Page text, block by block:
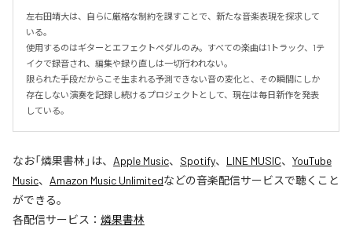
左右田靖大は、自らに厳格な制約を課すことで、新たな音楽表現を探求して
いる。
使用するのはギターとエフェクトペダルのみ。すべての楽曲は1トラック、1テ
イクで録音され、編集や録り直しは一切行われない。
限られた手段だからこそ生まれる予測できない音の変化と、その瞬間にしか
存在しない演奏を記録し続けるプロジェクトとして、現在は毎日新作を発表
している。
なお「燐果書林 」は、 Apple Music、 Spotify、 LINE MUSIC、 YouTube
Music、 Amazon Music Unlimitedなどの音楽配信サービスで聴くこと
ができる。
各配信サービス： 燐果書林